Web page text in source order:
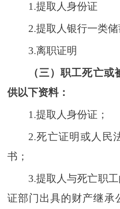
1.提取人身份证
2.提取人银行一类
3.离职证明
（三）职工死亡
供以下资料：
1.提取 人身份证；
2.死亡证明或人民
书；
3.提取人与死亡职
证部门出具的财产继承